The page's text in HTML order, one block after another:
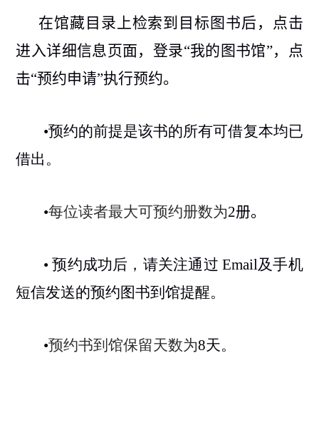
在馆藏目录上检索到目标图书后，点击
进入详细信息页面，登录“我的图书馆”，点
击“预约申请”执行预约。
•预约的前提是该书的所有可借复本均已
借出。
•每位读者最大可预约册数为2册。
•预约成功后，请关注通过 Email及手机
短信发送的预约图书到馆提醒。
•预约书到馆保留天数为8天。